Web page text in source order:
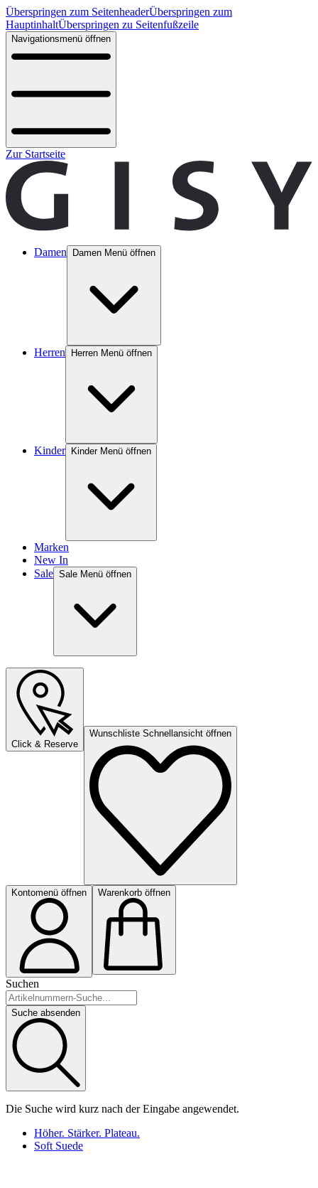
Überspringen zum SeitenheaderÜberspringen zum
HauptinhaltÜberspringen zu Seitenfußzeile
Navigationsmenü öffnen
Zur Startseite
Damen Damen Menü öffnen
Herren Herren Menü öffnen
Kinder Kinder Menü öffnen
Marken
New In
Sale Sale Menü öffnen
Click & Reserve
Wunschliste Schnellansicht öffnen
Kontomenü öffnen Warenkorb öffnen
Suchen
Suche absenden
Die Suche wird kurz nach der Eingabe angewendet.
Höher. Stärker. Plateau.
Soft Suede